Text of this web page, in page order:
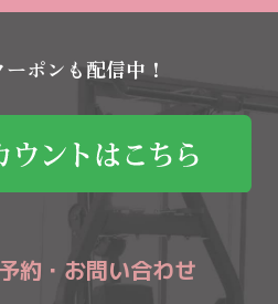
ポンも配信中！
約・お問い合わせ